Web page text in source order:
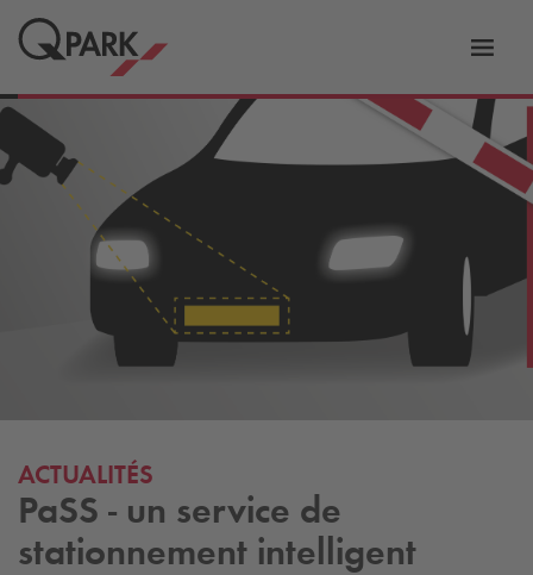
vers
la
ACTUALITÉS
PaSS - un service de
stationnement intelligent